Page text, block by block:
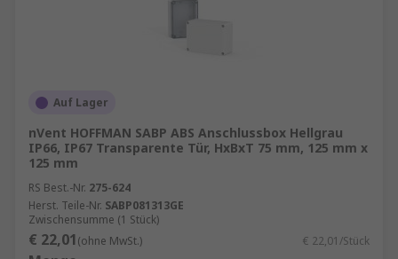
Auf Lager
nVent HOFFMAN SABP ABS Anschlussbox Hellgrau
IP66, IP67 Transparente Tür, HxBxT 75 mm, 125 mm x
125 mm
RS Best.-Nr. 275-624
Herst. Teile-Nr. SABP081313GE
Zwischensumme (1 Stück)
€ 22,01(ohne MwSt.) € 22,01/Stück